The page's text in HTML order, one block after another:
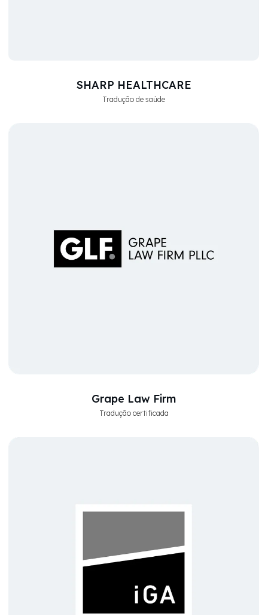
SHARP HEALTHCARE
Tradução de saúde
Grape Law Firm
Tradução certificada